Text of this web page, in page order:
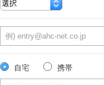
自宅 携帯